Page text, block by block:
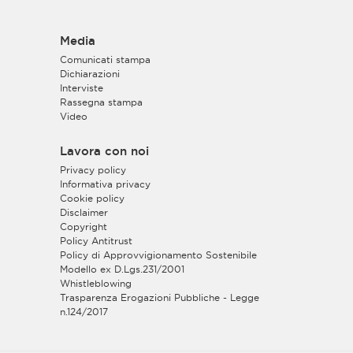
Media
Comunicati stampa
Dichiarazioni
Interviste
Rassegna stampa
Video
Lavora con noi
Privacy policy
Informativa privacy
Cookie policy
Disclaimer
Copyright
Policy Antitrust
Policy di Approvvigionamento Sostenibile
Modello ex D.Lgs.231/2001
Whistleblowing
Trasparenza Erogazioni Pubbliche - Legge
n.124/2017